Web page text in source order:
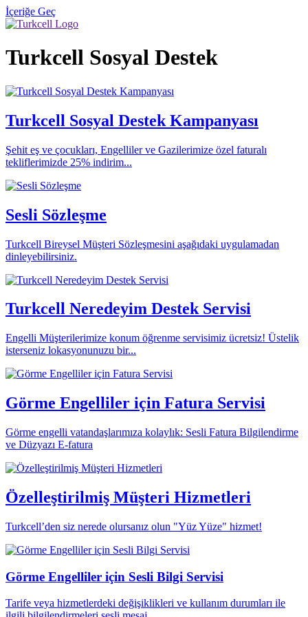
İçeriğe Geç
Turkcell Sosyal Destek
Turkcell Sosyal Destek Kampanyası
Şehit eş ve çocukları, Engelliler ve Gazilerimize özel faturalı
tekliflerimizde 25% indirim...
Sesli Sözleşme
Turkcell Bireysel Müşteri Sözleşmesini aşağıdaki uygulamadan
dinleyebilirsiniz.
Turkcell Neredeyim Destek Servisi
Engelli Müşterilerimize konum öğrenme servisimiz ücretsiz! Üstelik
isterseniz lokasyonunuzu bir...
Görme Engelliler için Fatura Servisi
Görme engelli vatandaşlarımıza kolaylık: Sesli Fatura Bilgilendirme
ve Düzyazı E-fatura
Özelleştirilmiş Müşteri Hizmetleri
Turkcell’den siz nerede olursanız olun "Yüz Yüze" hizmet!
Görme Engelliler için Sesli Bilgi Servisi
Tarife veya hizmetlerdeki değişiklikleri ve kullanım durumları ile